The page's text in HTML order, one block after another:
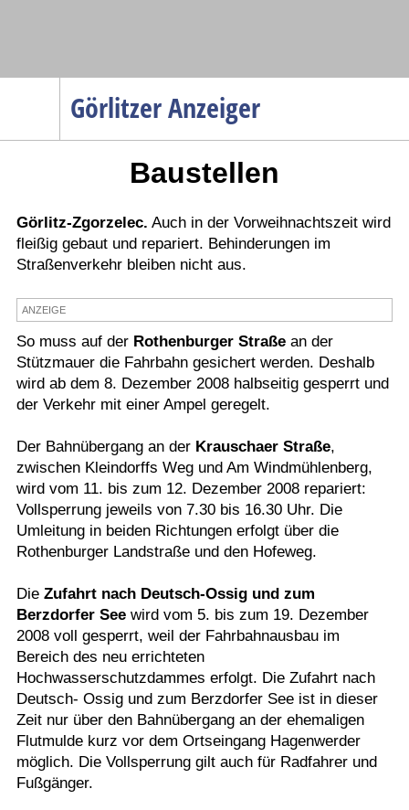
Görlitzer Anzeiger
Gesellschaft
Wirtschaft
Verkehr
Gesundheit
Kultur
Sport
Kostenlos
Baustellen
Görlitz-Zgorzelec. Auch in der Vorweihnachtszeit wird
fleißig gebaut und repariert. Behinderungen im
Straßenverkehr bleiben nicht aus.
ANZEIGE
So muss auf der Rothenburger Straßean der
Stützmauer die Fahrbahn gesichert werden. Deshalb
wird ab dem 8. Dezember 2008 halbseitig gesperrt und
der Verkehr mit einer Ampel geregelt.
Der Bahnübergang an der Krauschaer Straße,
zwischen Kleindorffs Weg und Am Windmühlenberg,
wird vom 11. bis zum 12. Dezember 2008 repariert:
Vollsperrung jeweils von 7.30 bis 16.30 Uhr. Die
Umleitung in beiden Richtungen erfolgt über die
Rothenburger Landstraße und den Hofeweg.
Die Zufahrt nach Deutsch-Ossig und zum
Berzdorfer Seewird vom 5. bis zum 19. Dezember
2008 voll gesperrt, weil der Fahrbahnausbau im
Bereich des neu errichteten
Hochwasserschutzdammes erfolgt. Die Zufahrt nach
Deutsch- Ossig und zum Berzdorfer See ist in dieser
Zeit nur über den Bahnübergang an der ehemaligen
Flutmulde kurz vor dem Ortseingang Hagenwerder
möglich. Die Vollsperrung gilt auch für Radfahrer und
Fußgänger.